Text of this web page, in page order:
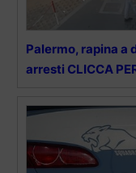
Palermo, rapina
arresti CLICCA